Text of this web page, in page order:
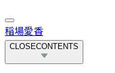
稲場愛香
CLOSECONTENTS